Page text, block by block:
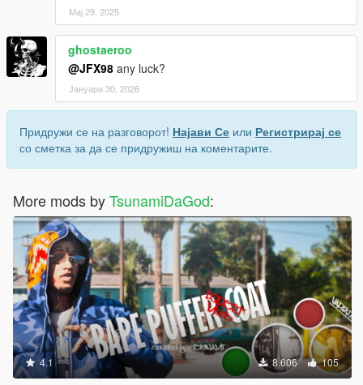
Мај 29, 2025
ghostaeroo
@JFX98 any luck?
Јануари 30, 2026
Придружи се на разговорот! Најави Се или Регистрирај се
со сметка за да се придружиш на коментарите.
More mods byTsunamiDaGod:
4.1 8.606 105